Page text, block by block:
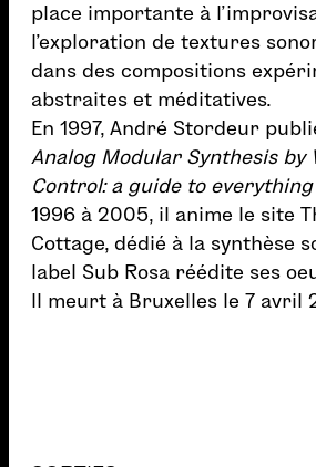
place importante à
l’exploration de textures
dans des compositions
abstraites et méditatives.
En 1997, André Stordeur
Analog Modular Synthesis by
Control: a guide to
1996 à 2005, il anime le site
Cottage, dédié à la synthèse
label Sub Rosa réédite ses
Il meurt à Bruxelles le 7 avril